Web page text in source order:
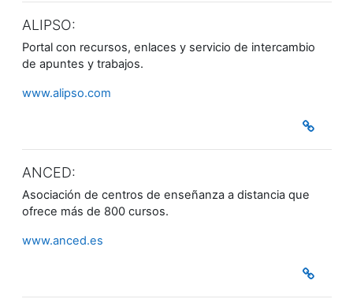
ALIPSO:
Portal con recursos, enlaces y servicio de intercambio
de apuntes y trabajos.
www.alipso.com
ANCED:
Asociación de centros de enseñanza a distancia que
ofrece más de 800 cursos.
www.anced.es